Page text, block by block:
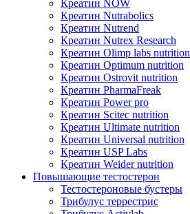
Креатин NOW
Креатин Nutrabolics
Креатин Nutrend
Креатин Nutrex Research
Креатин Olimp labs nutrition
Креатин Optimum nutrition
Креатин Ostrovit nutrition
Креатин PharmaFreak
Креатин Power pro
Креатин Scitec nutrition
Креатин Ultimate nutrition
Креатин Universal nutrition
Креатин USP Labs
Креатин Weider nutrition
Повышающие тестостерон
Тестостероновые бустеры
Трибулус террестрис